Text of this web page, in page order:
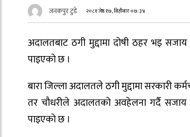
जनकपुर टुडे २०८१ जेष्ठ १७, बिहीबार ०७:३४
अदालतबाट ठगी मुद्दामा दोषी ठहर भइ
पाइएको छ ।
बारा जिल्ला अदालतले ठगी मुद्दामा सरकारी
तर चौधरीले अदालतको अवहेलना गर्दै सजाय
पाइएको छ ।